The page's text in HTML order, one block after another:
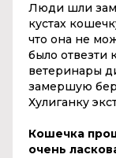
Люди шли
кустах
что она не
было отвезти
ветеринары
замершую
Хулиганку
Кошечка
очень